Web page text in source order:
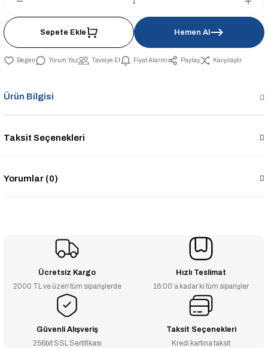
Sepete Ekle Hemen Al
Yorum Yaz Tavsiye Et Fiyat Alarmı Paylaş Karşılaştır
Ürün Bilgisi
Taksit Seçenekleri
Yorumlar (0)
Ücretsiz Kargo
2000 TL ve üzeri tüm siparişlerde
Hızlı Teslimat
16:00’a kadar ki tüm siparişler
Güvenli Alışveriş
256bit SSL Sertifikası
Taksit Seçenekleri
Kredi kartına taksit